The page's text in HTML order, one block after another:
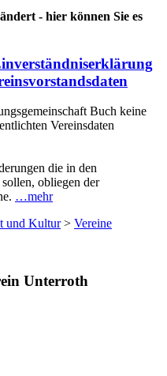
- hier können Sie es
Buch keine
Vereinsdaten
die in den
obliegen der
…mehr
und Kultur> Vereine
Unterroth